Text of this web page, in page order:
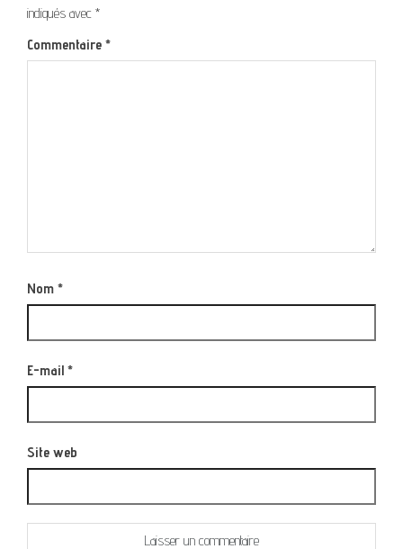
indiqués avec *
Commentaire *
Nom *
E-mail *
Site web